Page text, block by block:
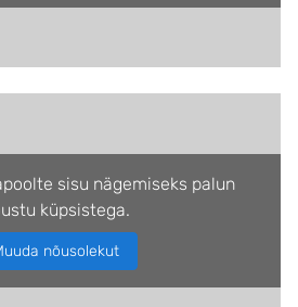
sisu nägemiseks palun
küpsistega.
nõusolekut